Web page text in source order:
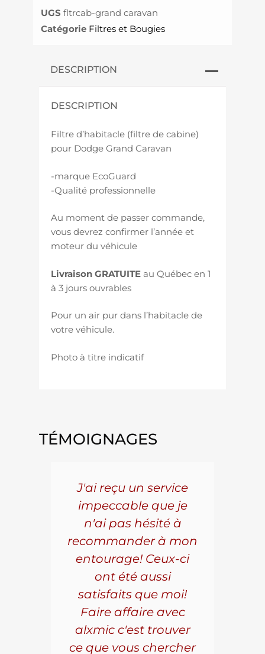
UGSfltrcab-grand caravan
Catégorie Filtres et Bougies
DESCRIPTION
DESCRIPTION
Filtre d’habitacle (filtre de cabine)
pour Dodge Grand Caravan
-marque EcoGuard
-Qualité professionnelle
Au moment de passer commande,
vous devrez confirmer l’année et
moteur du véhicule
Livraison GRATUITE au Québec en 1
à 3 jours ouvrables
Pour un air pur dans l’habitacle de
votre véhicule.
Photo à titre indicatif
TÉMOIGNAGES
J'ai reçu un service
impeccable que je
n'ai pas hésité à
recommander à mon
entourage! Ceux-ci
ont été aussi
satisfaits que moi!
Faire affaire avec
alxmic c'est trouver
ce que vous chercher